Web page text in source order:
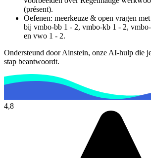
(présent).
Oefenen: meerkeuze & open vragen
bij vmbo-bb 1 - 2, vmbo-kb 1 - 2,
en vwo 1 - 2.
Ondersteund door Ainstein, onze AI-hulp die
stap beantwoordt.
4,8